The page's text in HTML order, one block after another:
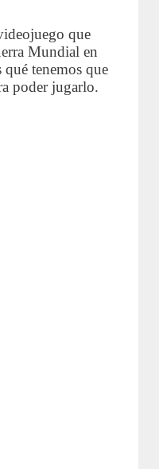
que
Mundial en
tenemos que
poder jugarlo.